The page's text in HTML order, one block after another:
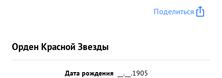
Поделиться
Орден Красной Звезды
Дата рождения
__.__.1905